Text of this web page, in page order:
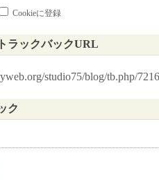
Cookieに登録
ラックバックURL
studio75/blog/tb.php/7216
ク